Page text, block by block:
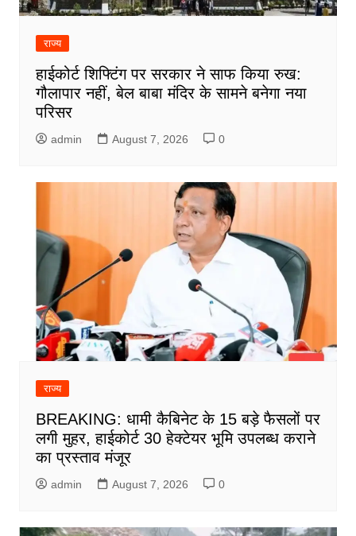
राज्य
हाईकोर्ट शिफ्टिंग पर सरकार ने साफ किया रुख:
गौलापार नहीं, बेल बाबा मंदिर के सामने बनेगा नया
परिसर
admin August 7, 2026 0
राज्य
BREAKING: धामी कैबिनेट के 15 बड़े फैसलों पर
लगी मुहर, हाईकोर्ट 30 हेक्टेयर भूमि उपलब्ध कराने
का प्रस्ताव मंजूर
admin August 7, 2026 0